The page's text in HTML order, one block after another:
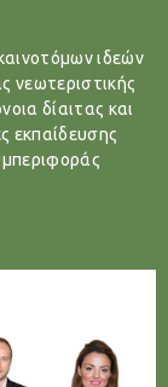
ιδεών
νεωτεριστικής
δίαιτας και
εκπαίδευσης